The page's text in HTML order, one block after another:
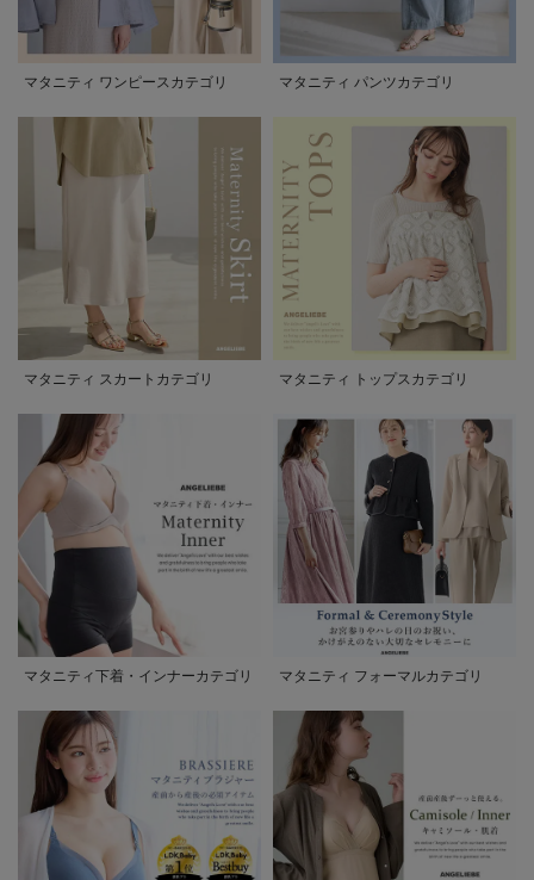
マタニティ ワンピースカテゴリ マタニティ パンツカテゴリ
マタニティ スカートカテゴリ マタニティ トップスカテゴリ
マタニティ下着・インナーカテゴリ マタニティ フォーマルカテゴリ